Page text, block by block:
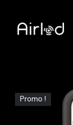
Promo !